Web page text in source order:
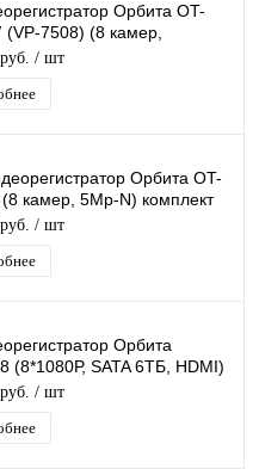
Орбита OT-
(VР-7508) (8 камер,
/ шт
Орбита OT-
камер, 5Мр-N) комплект
мышь USB, черный
/ шт
Орбита
(8*1080Р, SATA 6ТБ, HDMI)
/ шт